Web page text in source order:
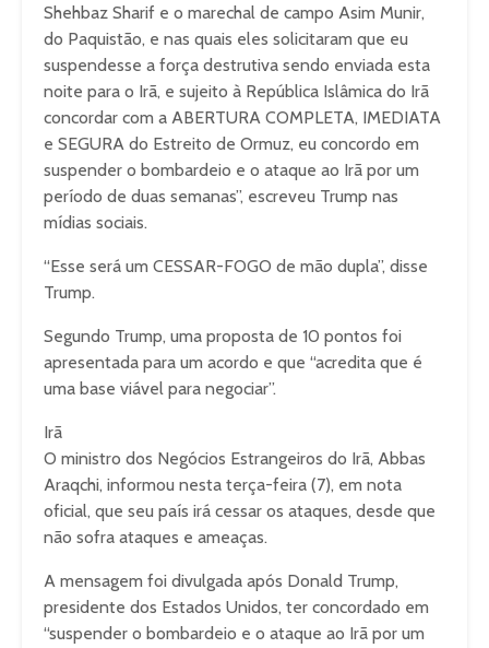
Shehbaz Sharif e o marechal de campo Asim Munir,
do Paquistão, e nas quais eles solicitaram que eu
suspendesse a força destrutiva sendo enviada esta
noite para o Irã, e sujeito à República Islâmica do Irã
concordar com a ABERTURA COMPLETA, IMEDIATA
e SEGURA do Estreito de Ormuz, eu concordo em
suspender o bombardeio e o ataque ao Irã por um
período de duas semanas”, escreveu Trump nas
mídias sociais.
“Esse será um CESSAR-FOGO de mão dupla”, disse
Trump.
Segundo Trump, uma proposta de 10 pontos foi
apresentada para um acordo e que “acredita que é
uma base viável para negociar”.
Irã
O ministro dos Negócios Estrangeiros do Irã, Abbas
Araqchi, informou nesta terça-feira (7), em nota
oficial, que seu país irá cessar os ataques, desde que
não sofra ataques e ameaças.
A mensagem foi divulgada após Donald Trump,
presidente dos Estados Unidos, ter concordado em
“suspender o bombardeio e o ataque ao Irã por um